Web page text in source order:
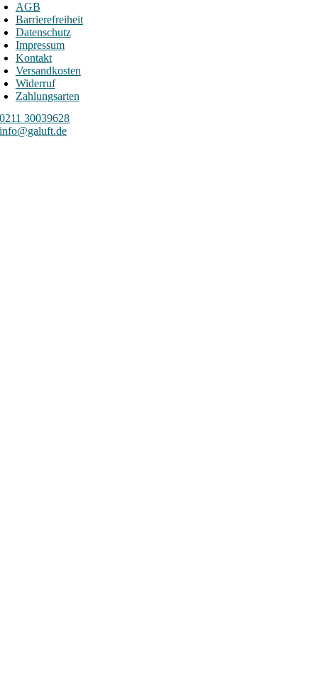
AGB
Barrierefreiheit
Datenschutz
Impressum
Kontakt
Versandkosten
Widerruf
Zahlungsarten
0211 30039628
info@galuft.de